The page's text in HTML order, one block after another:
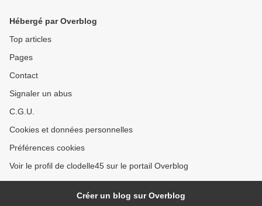
Hébergé par Overblog
Top articles
Pages
Contact
Signaler un abus
C.G.U.
Cookies et données personnelles
Préférences cookies
Voir le profil de clodelle45 sur le portail Overblog
Créer un blog sur Overblog